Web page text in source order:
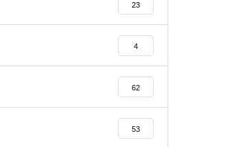
島原半島の小さな商店街特集／
23
4
62
53